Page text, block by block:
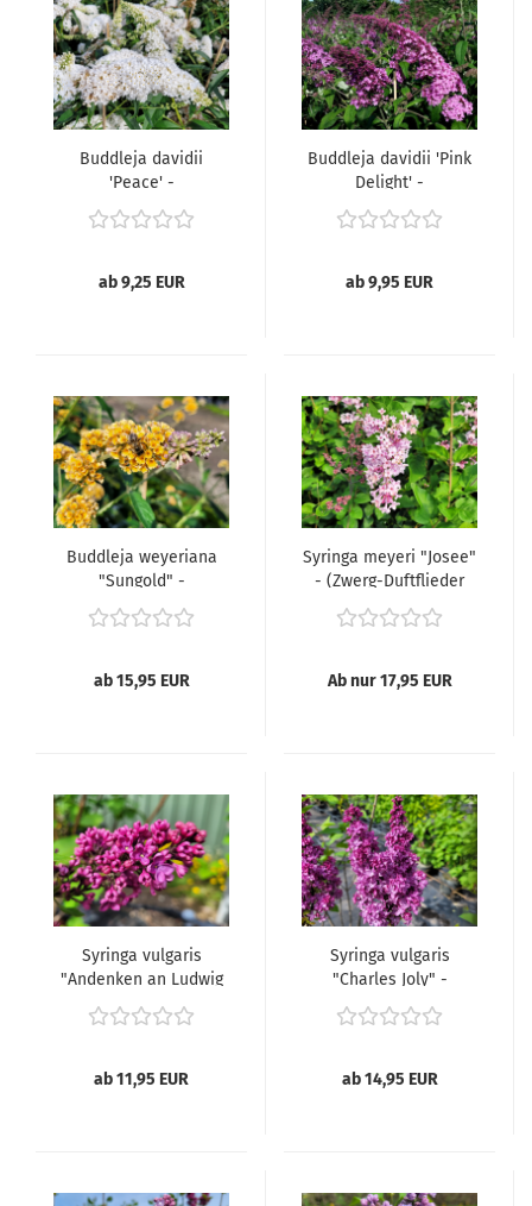
Buddleja davidii
'Peace' -
(Sommerflieder
'Peace'),
ab 9,25 EUR
Buddleja davidii 'Pink
Delight' -
(Sommerflieder 'Pink
Delight'),
ab 9,95 EUR
Buddleja weyeriana
"Sungold" -
(Sommerflieder
"Sungold"),
ab 15,95 EUR
Syringa meyeri "Josee"
- (Zwerg-Duftflieder
"Josee"),
Ab nur 17,95 EUR
Syringa vulgaris
"Andenken an Ludwig
Späth" - (Edelflieder
"Andenken an Ludwig
ab 11,95 EUR
Syringa vulgaris
"Charles Joly" -
(Edelflieder "Charles
Joly"),
ab 14,95 EUR